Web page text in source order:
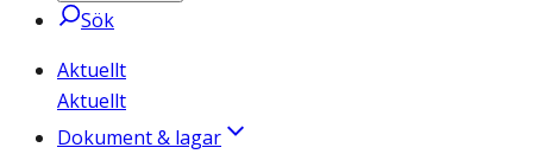
Sök
Aktuellt
Aktuellt
Dokument & lagar